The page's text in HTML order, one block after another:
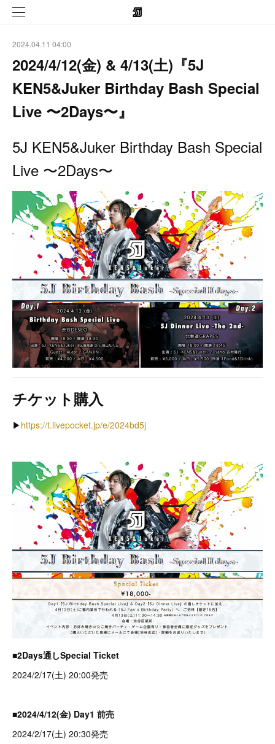
2024.04.11 04:00
2024/4/12(金) & 4/13(土)『5J
KEN5&Juker Birthday Bash Special
Live 〜2Days〜』
5J KEN5&Juker Birthday Bash Special
Live 〜2Days〜
チケット購入
▶︎ https://t.livepocket.jp/e/2024bd5j
■2Days通しSpecial Ticket
2024/2/17(土) 20:00発売
■2024/4/12(金) Day1 前売
2024/2/17(土) 20:30発売